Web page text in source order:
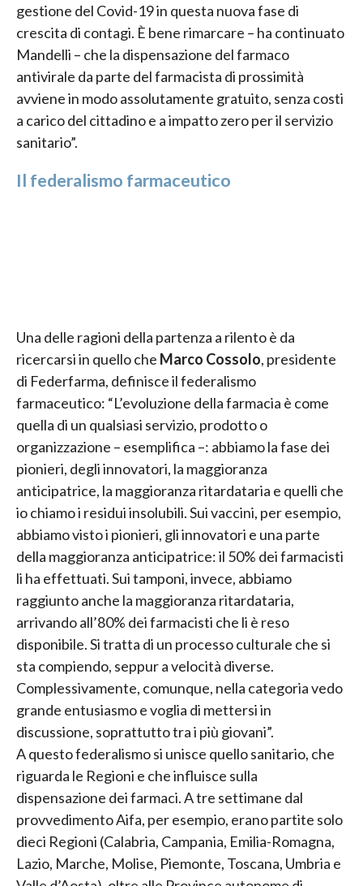
gestione del Covid-19 in questa nuova fase di
crescita di contagi. È bene rimarcare – ha continuato
Mandelli – che la dispensazione del farmaco
antivirale da parte del farmacista di prossimità
avviene in modo assolutamente gratuito, senza costi
a carico del cittadino e a impatto zero per il servizio
sanitario”.
Il federalismo farmaceutico
Una delle ragioni della partenza a rilento è da
ricercarsi in quello che Marco Cossolo, presidente
di Federfarma, definisce il federalismo
farmaceutico: “L’evoluzione della farmacia è come
quella di un qualsiasi servizio, prodotto o
organizzazione – esemplifica –: abbiamo la fase dei
pionieri, degli innovatori, la maggioranza
anticipatrice, la maggioranza ritardataria e quelli che
io chiamo i residui insolubili. Sui vaccini, per esempio,
abbiamo visto i pionieri, gli innovatori e una parte
della maggioranza anticipatrice: il 50% dei farmacisti
li ha effettuati. Sui tamponi, invece, abbiamo
raggiunto anche la maggioranza ritardataria,
arrivando all’80% dei farmacisti che li è reso
disponibile. Si tratta di un processo culturale che si
sta compiendo, seppur a velocità diverse.
Complessivamente, comunque, nella categoria vedo
grande entusiasmo e voglia di mettersi in
discussione, soprattutto tra i più giovani”.
A questo federalismo si unisce quello sanitario, che
riguarda le Regioni e che influisce sulla
dispensazione dei farmaci. A tre settimane dal
provvedimento Aifa, per esempio, erano partite solo
dieci Regioni (Calabria, Campania, Emilia-Romagna,
Lazio, Marche, Molise, Piemonte, Toscana, Umbria e